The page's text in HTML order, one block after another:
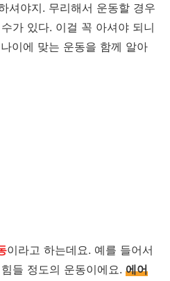
셔야지. 무리해서 운동할 경우
가 있다. 이걸 꼭 아셔야 되니
이에 맞는 운동을 함께 알아
이라고 하는데요. 예를 들어서
들 정도의 운동이에요. 에어